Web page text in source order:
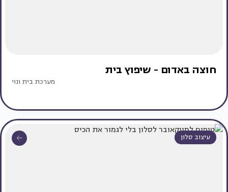
חוצה באדום - שיפוץ בית
מערכת בית ונוי
עיצוב סלון